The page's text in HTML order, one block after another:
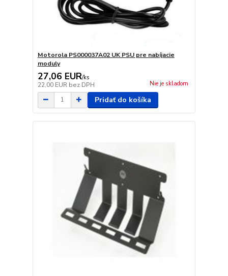
Motorola PS000037A02 UK PSU pre nabíjacie
moduly
27,06 EUR/ks
22,00 EUR bez DPH Nie je skladom
Pridať do košíka